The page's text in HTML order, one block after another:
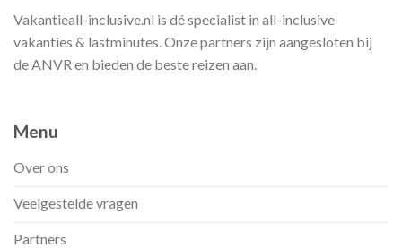
Vakantieall-inclusive.nl is dé specialist in all-inclusive
vakanties & lastminutes. Onze partners zijn aangesloten bij
de ANVR en bieden de beste reizen aan.
Menu
Over ons
Veelgestelde vragen
Partners